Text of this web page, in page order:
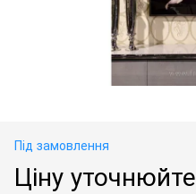
Під замовлення
Ціну уточнюйте